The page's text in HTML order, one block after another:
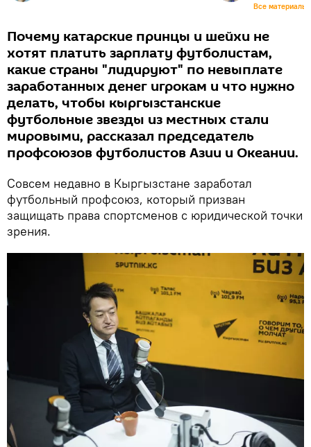
Все материалы
Почему катарские принцы и шейхи не
хотят платить зарплату футболистам,
какие страны "лидируют" по невыплате
заработанных денег игрокам и что нужно
делать, чтобы кыргызстанские
футбольные звезды из местных стали
мировыми, рассказал председатель
профсоюзов футболистов Азии и Океании.
Совсем недавно в Кыргызстане заработал
футбольный профсоюз, который призван
защищать права спортсменов с юридической точки
зрения.